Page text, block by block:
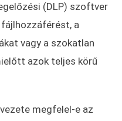
(DLP) szoftver
a
vagy a szokatlan
azok teljes körű
megfelel-e az